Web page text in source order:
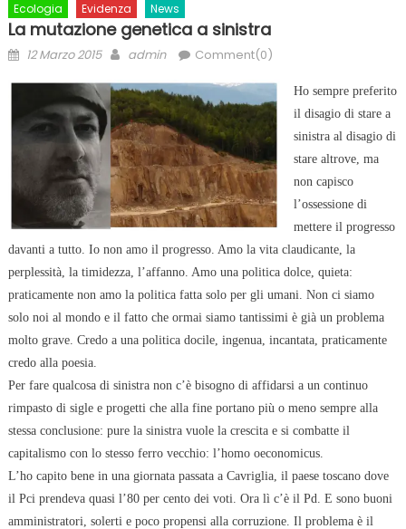
Ecologia Evidenza News
La mutazione genetica a sinistra
Posted
12 Marzo 2015 Author
admin Comment(0)
Ho sempre preferito
il disagio di stare a
sinistra al disagio di
stare altrove, ma
non capisco
l’ossessione di
mettere il progresso
davanti a tutto. Io non amo il progresso. Amo la vita claudicante, la
perplessità, la timidezza, l’affanno. Amo una politica dolce, quieta:
praticamente non amo la politica fatta solo per gli umani. Non ci siamo
solo noi al mondo e il fatto che ormai siamo tantissimi è già un problema
molto grave. Credo a una politica docile, ingenua, incantata, praticamente
credo alla poesia.
Per fare qualcosa di sinistra non c’è bisogno di affidarsi a un continuo
rimpasto di sigle e progetti che alla fine portano più o meno sempre alla
stessa conclusione: pure la sinistra vuole la crescita e si combatte il
capitalismo con lo stesso ferro vecchio: l’homo oeconomicus.
L’ho capito bene in una giornata passata a Cavriglia, il paese toscano dove
il Pci prendeva quasi l’80 per cento dei voti. Ora lì c’è il Pd. E sono buoni
amministratori, solerti e poco propensi alla corruzione. Il problema è il